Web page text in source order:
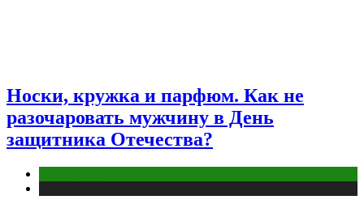
Носки, кружка и парфюм. Как не
разочаровать мужчину в День
защитника Отечества?